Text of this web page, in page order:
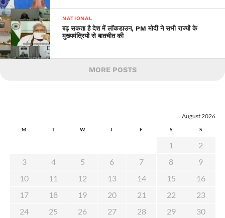
NATIONAL
बढ़ सकता है देश में लॉकडाउन, PM मोदी ने सभी राज्यों के
मुख्यमंत्रियों से बातचीत की
MORE POSTS
August 2026
M T W T F S S
1
2
3
4 5 6 7 8
9
10
11 12 13 14 15
16
17
18 19 20 21 22
23
24
25 26 27 28 29
30